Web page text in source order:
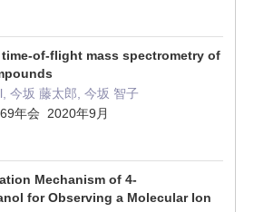
of-flight mass spectrometry of
今坂 藤太郎, 今坂 智子
年会 2020年9月
Mechanism of 4-
for Observing a Molecular Ion